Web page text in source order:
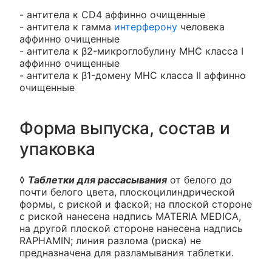
- антитела к CD4 аффинно очищенные
- антитела к гамма интерферону человека
аффинно очищенные
- антитела к β2-микроглобулину МНС класса I
аффинно очищенные
- антитела к β1-домену МНС класса II аффинно
очищенные
Форма выпуска, состав и
упаковка
◊ Таблетки для рассасывания от белого до
почти белого цвета, плоскоцилиндрической
формы, с риской и фаской; на плоской стороне
с риской нанесена надпись MATERIA MEDICA,
на другой плоской стороне нанесена надпись
RAPHAMIN; линия разлома (риска) не
предназначена для разламывания таблетки.